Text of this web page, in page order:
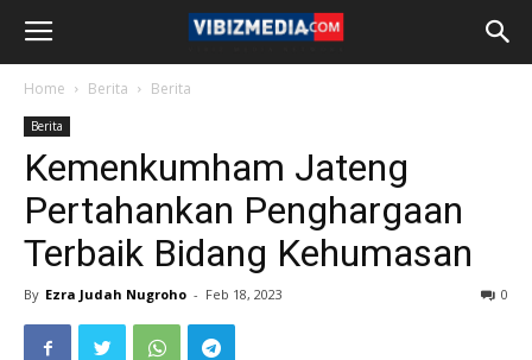
Home Berita Berita
Berita
Kemenkumham Jateng
Pertahankan Penghargaan
Terbaik Bidang Kehumasan
By Ezra Judah Nugroho - Feb 18, 2023 0